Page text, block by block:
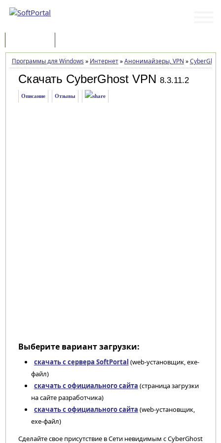
Программы для Windows » Интернет»Анонимайзеры, VPN »
Скачать CyberGhost VPN 8.3.11.2
Описание Отзывы
Выберите вариант загрузки:
скачать с сервера SoftPortal (web-установщик, exe-
файл)
скачать с официального сайта (страница загрузки
на сайте разработчика)
скачать с официального сайта (web-установщик,
exe-файл)
Сделайте свое присутствие в Сети невидимым с CyberGhost